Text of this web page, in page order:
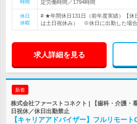
時間
定労働時間／1794時間
休日
休暇
# ★年間休日131日（前年度実績）【休
は土日祝休み） ※休日に出勤した場
求人詳細を見る
新着
株式会社ファーストコネクト | 【歯科・介護・
日祝休／休日出勤禁止
【キャリアアドバイザー】フルリモー